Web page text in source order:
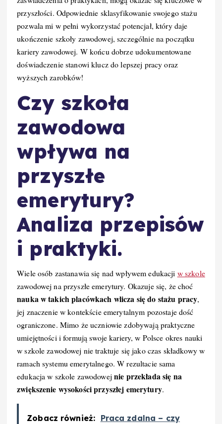
przyszłości. Odpowiednie sklasyfikowanie swojego stażu
pozwala mi w pełni wykorzystać potencjał, który daje
ukończenie szkoły zawodowej, szczególnie na początku
kariery zawodowej. W końcu dobrze udokumentowane
doświadczenie stanowi klucz do lepszej pracy oraz
wyższych zarobków!
Czy szkoła
zawodowa
wpływa na
przyszłe
emerytury?
Analiza przepisów
i praktyki.
Wiele osób zastanawia się nad wpływem edukacji w szkole
zawodowej na przyszłe emerytury. Okazuje się, że choć
nauka w takich placówkach wlicza się do stażu pracy,
jej znaczenie w kontekście emerytalnym pozostaje dość
ograniczone. Mimo że uczniowie zdobywają praktyczne
umiejętności i formują swoje kariery, w Polsce okres nauki
w szkole zawodowej nie traktuje się jako czas składkowy w
ramach systemu emerytalnego. W rezultacie sama
edukacja w szkole zawodowejnie przekłada się na
zwiększenie wysokości przyszłej emerytury.
Zobacz również: Praca zdalna – czy